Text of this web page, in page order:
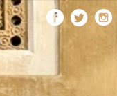
Vés
al
contingut